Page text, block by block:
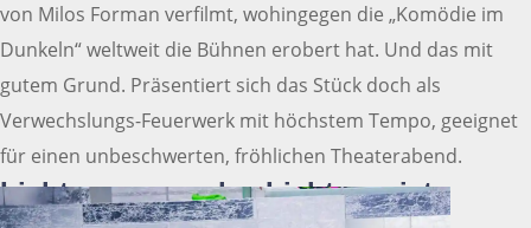
Licht an, wenn das Licht aus ist
von Milos Forman verfilmt, wohingegen die „Komödie im
Dunkeln“ weltweit die Bühnen erobert hat. Und das mit
gutem Grund. Präsentiert sich das Stück doch als
Verwechslungs-Feuerwerk mit höchstem Tempo, geeignet
für einen unbeschwerten, fröhlichen Theaterabend.